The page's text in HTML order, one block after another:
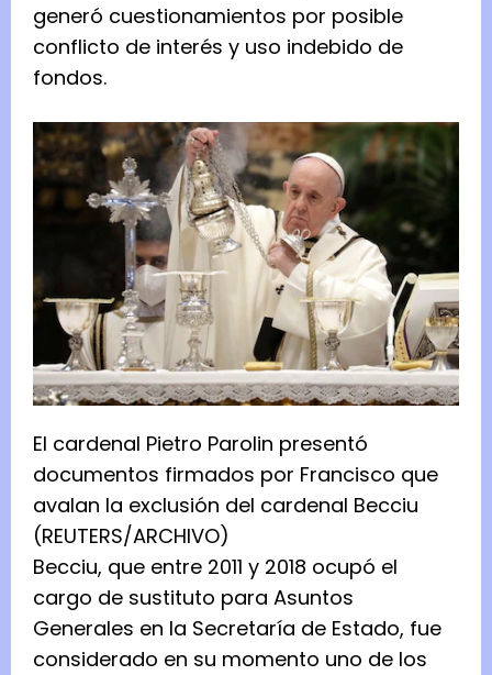
generó cuestionamientos por posible
conflicto de interés y uso indebido de
fondos.
El cardenal Pietro Parolin presentó
documentos firmados por Francisco que
avalan la exclusión del cardenal Becciu
(REUTERS/ARCHIVO)
Becciu, que entre 2011 y 2018 ocupó el
cargo de sustituto para Asuntos
Generales en la Secretaría de Estado, fue
considerado en su momento uno de los